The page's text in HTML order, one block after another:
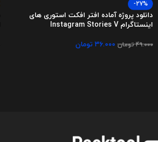
-27%
دانلود پروژه آماده افتر افکت استوری های
اینستاگرام Instagram Stories V
۴۹.۰۰۰تومان ۳۶.۰۰۰ تومان